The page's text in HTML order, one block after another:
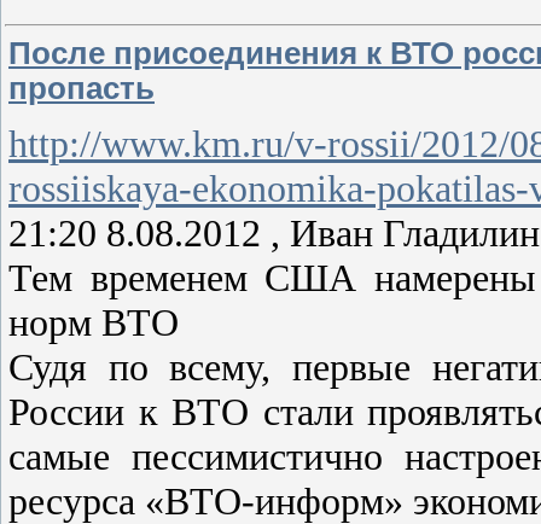
После присоединения к ВТО
пропасть
http://www.km.ru/v-rossii/2012/
rossiiskaya-ekonomika-pokatilas-
21:20 8.08.2012 , Иван Гладилин
Тем временем США намерены
норм ВТО
Судя по всему, первые
России к ВТО стали
самые пессимистично
ресурса «ВТО-информ»